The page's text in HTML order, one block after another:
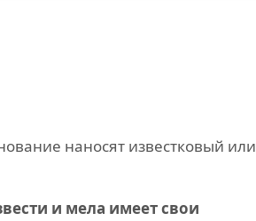
наносят известковый или
и мела имеет свои